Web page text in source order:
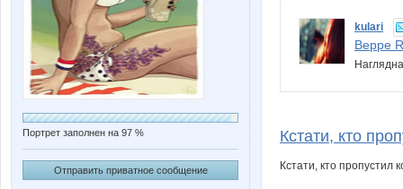
Портрет заполнен на 97 %
Отправить приватное сообщение
kulari
Beppe
Кстати, кто
Кстати, кто